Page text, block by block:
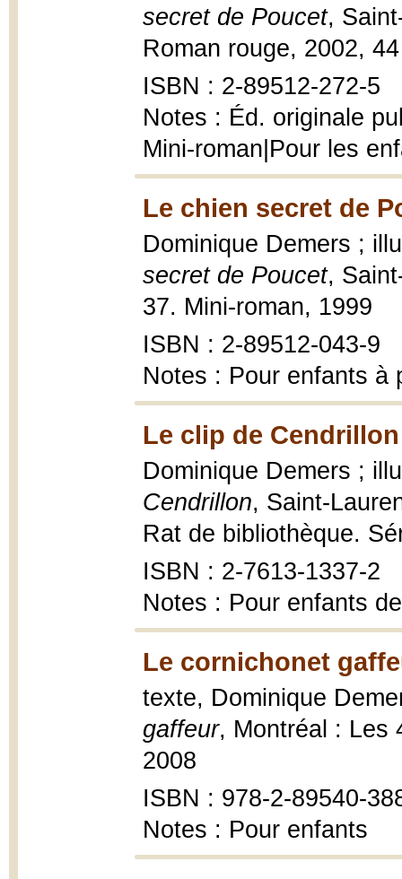
secret de Poucet,
Roman rouge, 2002,
ISBN : 2-89512-272-5
Notes : Éd. originale
Mini-roman|Pour les
Le chien secret de
Dominique Demers ;
secret de Poucet,
37. Mini-roman, 1999
ISBN : 2-89512-043-9
Notes : Pour enfants à
Le clip de Cendrillon
Dominique Demers ;
Cendrillon, Saint-
Rat de bibliothèque.
ISBN : 2-7613-1337-2
Notes : Pour enfants
Le cornichonet
texte, Dominique
gaffeur, Montréal : Les
2008
ISBN : 978-2-89540-
Notes : Pour enfants